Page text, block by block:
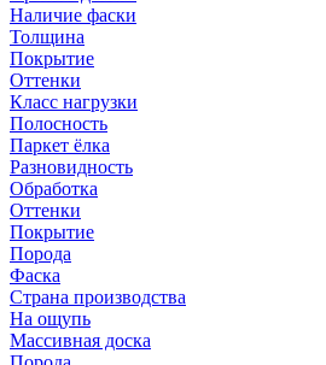
Наличие фаски
Толщина
Покрытие
Оттенки
Класс нагрузки
Полосность
Паркет ёлка
Разновидность
Обработка
Оттенки
Покрытие
Порода
Фаска
Страна производства
На ощупь
Массивная доска